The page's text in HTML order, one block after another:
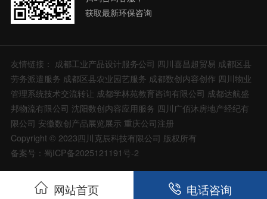
获取最新环保咨询
友情链接： 成都工业产品设计服务公司 四川喜昌超贸易 成都区县
劳务派遣服务 成都区县农业园艺服务 成都数创内容创作 四川物业
管理系统技术交流转让 成都学林苑教育咨询有限公司 成都达航盛
邦物流有限公司 沈阳数创内容应用服务 四川广佰沐房地产经纪有
限公司 安徽数创产品展览展示 重庆公司注册
Copyright © 2023四川克辰科技有限公司 版权所有
备案号：蜀ICP备2025121191号-2
网站首页 电话咨询